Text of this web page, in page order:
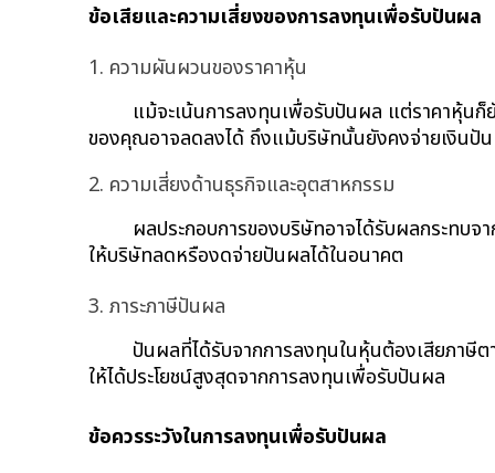
ข้อเสียและความเสี่ยงของการลงทุนเพื่อรับปันผล
1. ความผันผวนของราคาหุ้น
แม้จะเน้นการลงทุนเพื่อรับปันผล แต่ราคาหุ้น
ของคุณอาจลดลงได้ ถึงแม้บริษัทนั้นยังคงจ่ายเงินปั
2. ความเสี่ยงด้านธุรกิจและอุตสาหกรรม
ผลประกอบการของบริษัทอาจได้รับผลกระทบจ
ให้บริษัทลดหรืองดจ่ายปันผลได้ในอนาคต
3. ภาระภาษีปันผล
ปันผลที่ได้รับจากการลงทุนในหุ้นต้องเสียภา
ให้ได้ประโยชน์สูงสุดจากการลงทุนเพื่อรับปันผล
ข้อควรระวังในการลงทุนเพื่อรับปันผล